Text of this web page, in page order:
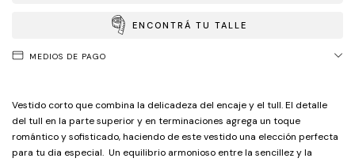
ENCONTRÁ TU TALLE
MEDIOS DE PAGO
Vestido corto que combina la delicadeza del encaje y el tull. El detalle
del tull en la parte superior y en terminaciones agrega un toque
romántico y sofisticado, haciendo de este vestido una elección perfecta
para tu dia especial. Un equilibrio armonioso entre la sencillez y la